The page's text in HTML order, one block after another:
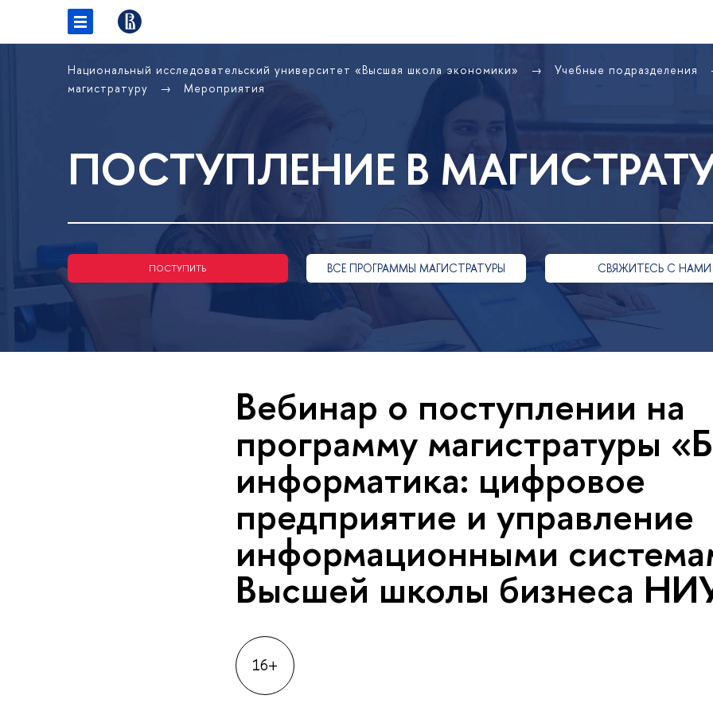
Национальный исследовательский университет «Высшая школа экономики» Учебные подразделения
магистратуру
Мероприятия
ПОСТУПЛЕНИЕ В
ПОСТУПИТЬ ВСЕ ПРОГРАММЫ МАГИСТРАТУРЫ СВЯЖИТЕСЬ С НАМИ
Вебинар о поступлении на
программу магистратуры
информатика: цифровое
предприятие и управление
информационными
Высшей школы бизнеса
16+